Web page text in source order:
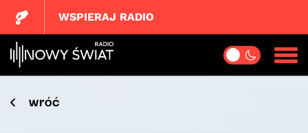
WSPIERAJ RADIO
wróć